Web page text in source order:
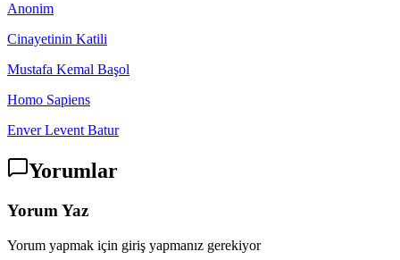
Anonim
Cinayetinin Katili
Mustafa Kemal Başol
Homo Sapiens
Enver Levent Batur
Yorumlar
Yorum Yaz
Yorum yapmak için giriş yapmanız gerekiyor